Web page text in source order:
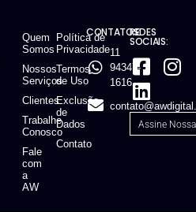
Quem
Somos
Nossos
Serviços
Clientes
Trabalhe
Conosco
Fale
com
a
AW
Política de
Privacidade
Termos
de Uso
Exclusão
de
Dados
Contato
CONTATOS:
11
94347-
1616
REDES
SOCIAIS: